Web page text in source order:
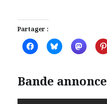
Partager :
Bande annonce